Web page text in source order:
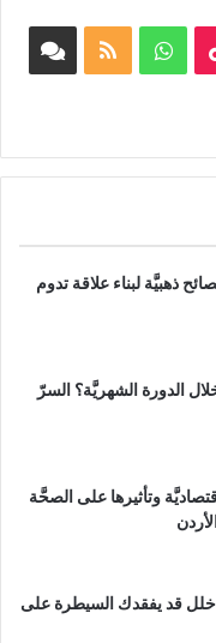
‫TikTokواتسابملخص
ذهبيَّة لبناء علاقة تدوم
الدورة الشهريَّة؟ السرّ
وتأثيرها على الصحَّة
قد يفقدك السيطرة على